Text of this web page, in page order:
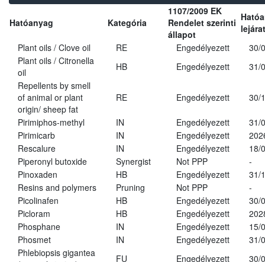
Hatóanyag Kategória
1107/2009 EK
Rendelet szerinti
állapot
Plant oils / Clove oil
RE Engedélyezett
30/
Plant oils / Citronella
oil
HB Engedélyezett
31/
Repellents by smell
of animal or plant
origin/ sheep fat
RE Engedélyezett 30/
Pirimiphos-methyl IN Engedélyezett
31/
Pirimicarb
IN Engedélyezett
Rescalure
IN Engedélyezett
18/
Piperonyl butoxide
Synergist Not PPP
-
Pinoxaden
HB Engedélyezett
31/
Resins and polymers
Pruning Not PPP
-
Picolinafen
HB Engedélyezett
30/
Picloram
HB Engedélyezett
Phosphane
IN Engedélyezett
15/
Phosmet
IN Engedélyezett
31/
Phlebiopsis gigantea
FU Engedélyezett
30/